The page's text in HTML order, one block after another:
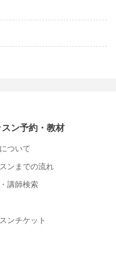
スン予約・教材
ついて
ンまでの流れ
講師検索
ンチケット